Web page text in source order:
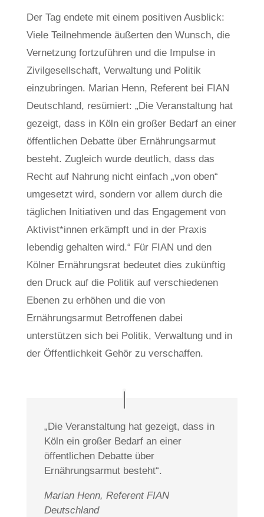
Der Tag endete mit einem positiven Ausblick:
Viele Teilnehmende äußerten den Wunsch, die
Vernetzung fortzuführen und die Impulse in
Zivilgesellschaft, Verwaltung und Politik
einzubringen. Marian Henn, Referent bei FIAN
Deutschland, resümiert: „Die Veranstaltung hat
gezeigt, dass in Köln ein großer Bedarf an einer
öffentlichen Debatte über Ernährungsarmut
besteht. Zugleich wurde deutlich, dass das
Recht auf Nahrung nicht einfach „von oben“
umgesetzt wird, sondern vor allem durch die
täglichen Initiativen und das Engagement von
Aktivist*innen erkämpft und in der Praxis
lebendig gehalten wird.“ Für FIAN und den
Kölner Ernährungsrat bedeutet dies zukünftig
den Druck auf die Politik auf verschiedenen
Ebenen zu erhöhen und die von
Ernährungsarmut Betroffenen dabei
unterstützen sich bei Politik, Verwaltung und in
der Öffentlichkeit Gehör zu verschaffen.
„Die Veranstaltung hat gezeigt, dass in
Köln ein großer Bedarf an einer
öffentlichen Debatte über
Ernährungsarmut besteht“.
Marian Henn, Referent FIAN
Deutschland